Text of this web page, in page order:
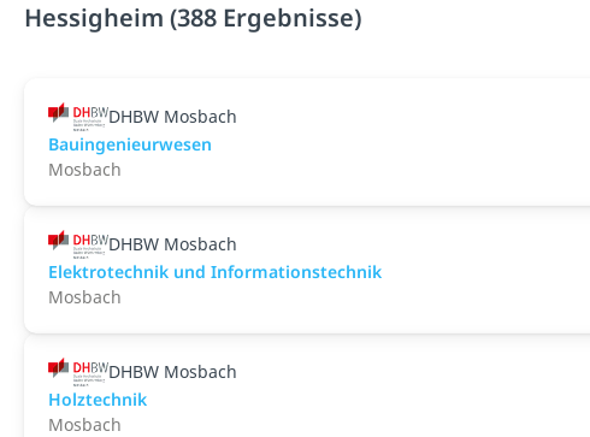
Hessigheim (388 Ergebnisse)
DHBW Mosbach
Bauingenieurwesen
Mosbach
DHBW Mosbach
Elektrotechnik und Informationstechnik
Mosbach
DHBW Mosbach
Holztechnik
Mosbach